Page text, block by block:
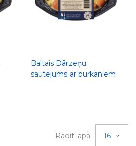
Baltais Dārzeņu
sautējums ar burkāniem
Rādīt lapā 16